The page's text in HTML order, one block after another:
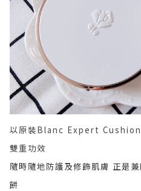
以原裝Blanc Expert Cushion
雙重功效
隨時隨地防護及修飾肌膚 正是
餅